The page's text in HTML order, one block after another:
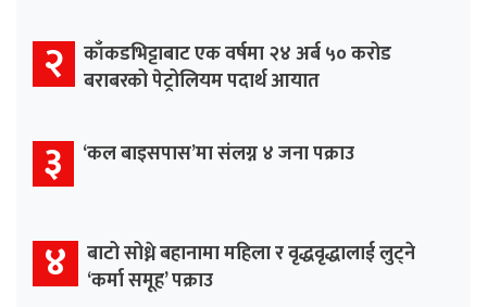
२
काँकडभिट्टाबाट एक वर्षमा २४ अर्ब ५० करोड
बराबरको पेट्रोलियम पदार्थ आयात
३ ‘कल बाइसपास’मा संलग्न ४ जना पक्राउ
४
बाटो सोध्ने बहानामा महिला र वृद्धवृद्धालाई लुट्ने
‘कर्मा समूह’ पक्राउ